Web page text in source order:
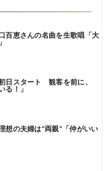
百恵さんの名曲を生歌唱「大
日スタート 観客を前に、
る！」
想の夫婦は“両親”「仲がいい